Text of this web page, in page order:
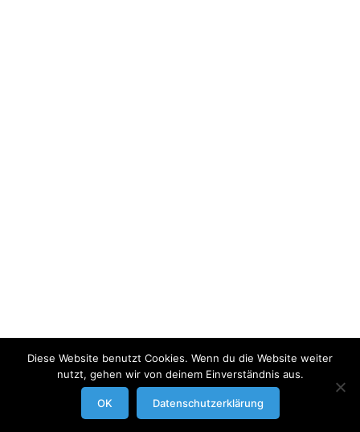
modrowgrafie.de © 2023 | Impressum/Datenschutzerklaerung
Businessportraits
Diese Website benutzt Cookies. Wenn du die Website weiter
nutzt, gehen wir von deinem Einverständnis aus.
OK Datenschutzerklärung